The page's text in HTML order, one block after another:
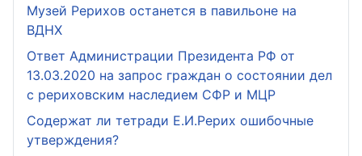
Музей Рерихов останется в павильоне на
ВДНХ
Ответ Администрации Президента РФ от
13.03.2020 на запрос граждан о состоянии дел
с рериховским наследием СФР и МЦР
Содержат ли тетради Е.И.Рерих ошибочные
утверждения?